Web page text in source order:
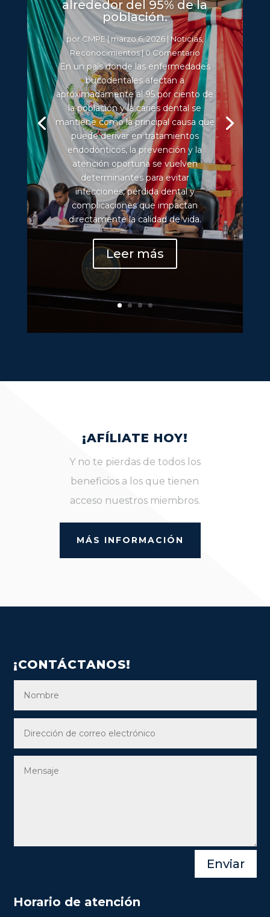
alrededor del 95% de la
población.
por CMPE| marzo 6, 2026| Noticias,
Reconocimientos| 0 Comentario
En un país donde las enfermedades
bucodentales afectan a
aproximadamente al 95 por ciento de
la población y la caries dental se
mantiene como la principal causa que
puede derivar en tratamientos
endodónticos, la prevención y la
atención oportuna se vuelven
determinantes para evitar
infecciones, pérdida dental y
complicaciones que impactan
directamente la calidad de vida.
Leer más
¡AFÍLIATE HOY!
Y no te pierdas de todos los
beneficios a los que tienen
acceso nuestros miembros.
MÁS INFORMACIÓN
¡CONTÁCTANOS!
Enviar
Horario de atención